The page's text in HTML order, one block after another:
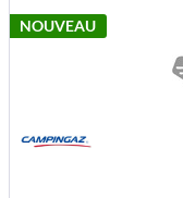
NOUVEAU